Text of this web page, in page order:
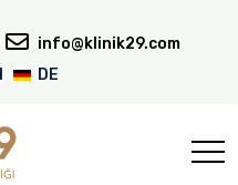
info@klinik29.com
DE